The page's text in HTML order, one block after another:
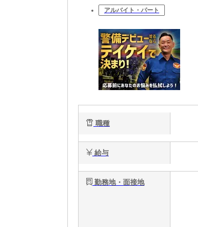
アルバイト・パート
職種
給与
勤務地・面接地